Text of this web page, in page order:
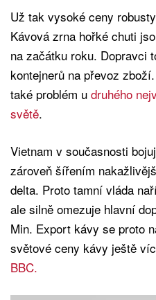
Už tak vysoké ceny
Kávová zrna hořké chuti
na začátku roku. Dopravci
kontejnerů na převoz
také problém u druhého
světě.
Vietnam v současnosti
zároveň šířením
delta. Proto tamní vláda
ale silně omezuje hlavní
Min. Export kávy se proto
světové ceny kávy ještě
BBC.